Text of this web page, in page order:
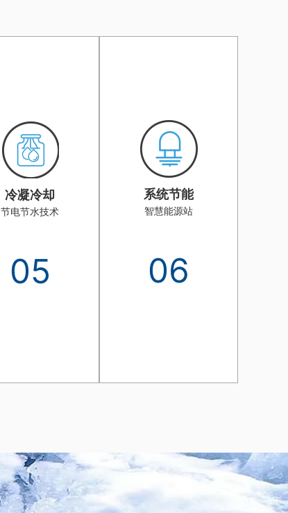
冷凝冷却
节电节水技术
05
系统节能
智慧能源站
06